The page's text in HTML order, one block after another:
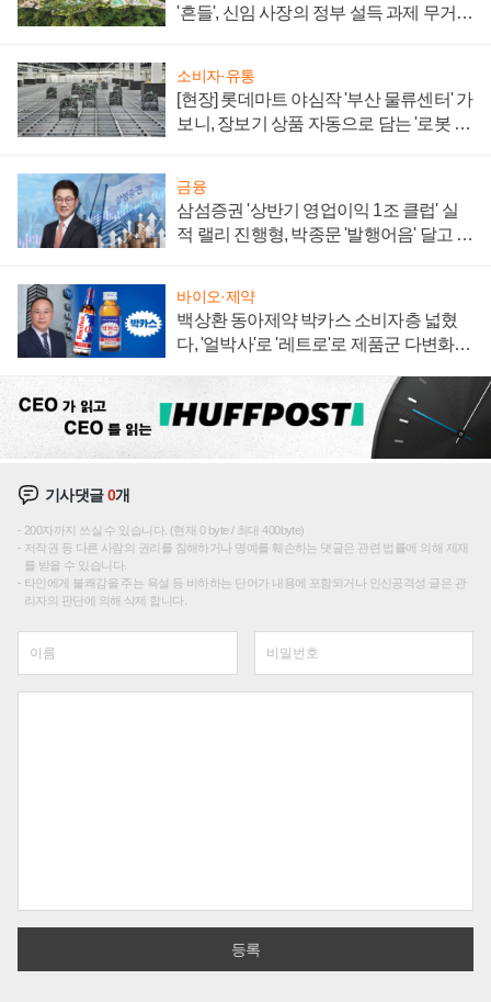
'흔들', 신임 사장의 정부 설득 과제 무거워
소비자·유통
[현장] 롯데마트 야심작 '부산 물류센터' 가
보니, 장보기 상품 자동으로 담는 '로봇 40
금융
삼섬증권 '상반기 영업이익 1조 클럽' 실
적 랠리 진행형, 박종문 '발행어음' 달고 연
바이오·제약
백상환 동아제약 박카스 소비자층 넓혔
다, '얼박사'로 '레트로'로 제품군 다변화
기사댓글0개
200자까지 쓰실 수 있습니다. (현재 0 byte / 최대 400byte)
저작권 등 다른 사람의 권리를 침해하거나 명예를 훼손하는 댓글은 관련 법률에 의해 제재
를 받을 수 있습니다.
타인에게 불쾌감을 주는 욕설 등 비하하는 단어가 내용에 포함되거나 인신공격성 글은 관
리자의 판단에 의해 삭제 합니다.